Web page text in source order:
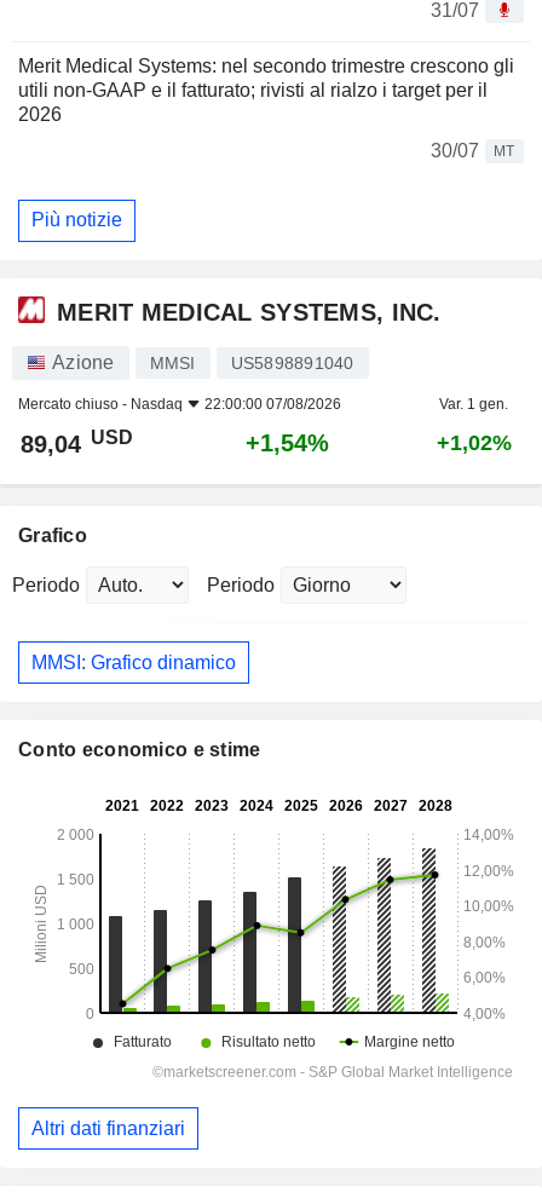
31/07
Merit Medical Systems: nel secondo trimestre crescono gli
utili non-GAAP e il fatturato; rivisti al rialzo i target per il
2026
30/07
MT
Più notizie
MERIT MEDICAL SYSTEMS, INC.
Azione MMSI US5898891040
Mercato chiuso - Nasdaq 22:00:00 07/08/2026 Var. 1 gen.
89,04 USD +1,54% +1,02%
Grafico
Periodo Periodo
MMSI: Grafico dinamico
Conto economico e stime
Altri dati finanziari